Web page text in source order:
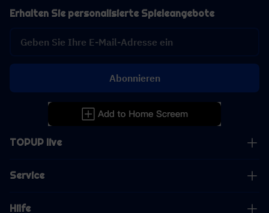
TOPUP live
Service
Hilfe
Erhalten Sie personalisierte Spieleangebote
Abonnieren